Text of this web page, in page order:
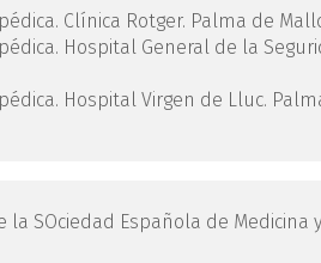
Clínica Rotger. Palma de
Hospital General de la
Hospital Virgen de Lluc.
SOciedad Española de Medicina